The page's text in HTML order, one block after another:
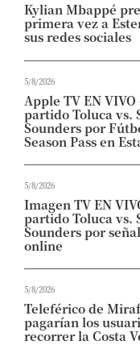
Kylian Mbappé
primera vez a
sus redes sociales
5/8/2026
Apple TV EN
partido Toluca vs.
Sounders por
Season Pass en
5/8/2026
Imagen TV EN
partido Toluca vs.
Sounders por
online
5/8/2026
Teleférico de
pagarían los
recorrer la Costa